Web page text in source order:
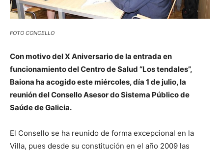
FOTO CONCELLO
Con motivo del X Aniversario de la entrada en
funcionamiento del Centro de Salud “Los tendales”,
Baiona ha acogido este miércoles, día 1 de julio, la
reunión del Consello Asesor do Sistema Público de
Saúde de Galicia.
El Consello se ha reunido de forma excepcional en la
Villa, pues desde su constitución en el año 2009 las